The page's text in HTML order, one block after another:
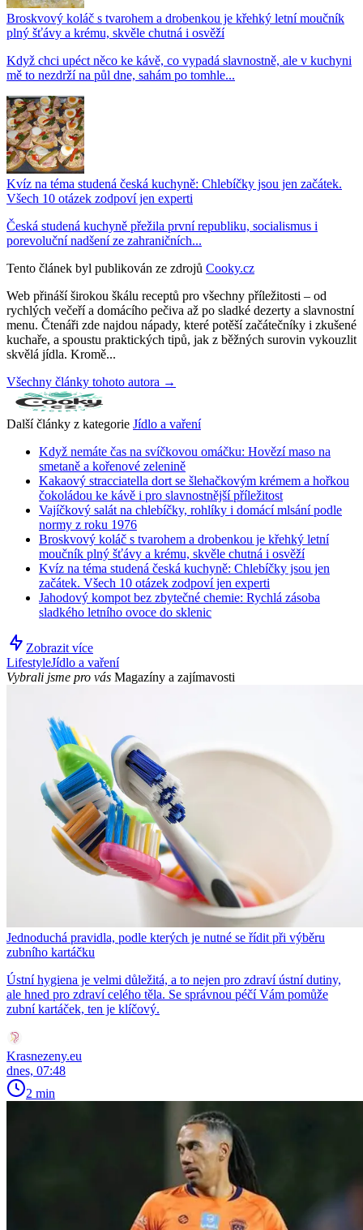
Broskvový koláč s tvarohem a drobenkou je křehký letní moučník
plný šťávy a krému, skvěle chutná i osvěží
Když chci upéct něco ke kávě, co vypadá slavnostně, ale v kuchyni
mě to nezdrží na půl dne, sahám po tomhle...
Kvíz na téma studená česká kuchyně: Chlebíčky jsou jen začátek.
Všech 10 otázek zodpoví jen experti
Česká studená kuchyně přežila první republiku, socialismus i
porevoluční nadšení ze zahraničních...
Tento článek byl publikován ze zdrojů Cooky.cz
Web přináší širokou škálu receptů pro všechny příležitosti – od
rychlých večeří a domácího pečiva až po sladké dezerty a slavnostní
menu. Čtenáři zde najdou nápady, které potěší začátečníky i zkušené
kuchaře, a spoustu praktických tipů, jak z běžných surovin vykouzlit
skvělá jídla. Kromě...
Všechny články tohoto autora →
Další články z kategorie Jídlo a vaření
Když nemáte čas na svíčkovou omáčku: Hovězí maso na
smetaně a kořenové zelenině
Kakaový stracciatella dort se šlehačkovým krémem a hořkou
čokoládou ke kávě i pro slavnostnější příležitost
Vajíčkový salát na chlebíčky, rohlíky i domácí mlsání podle
normy z roku 1976
Broskvový koláč s tvarohem a drobenkou je křehký letní
moučník plný šťávy a krému, skvěle chutná i osvěží
Kvíz na téma studená česká kuchyně: Chlebíčky jsou jen
začátek. Všech 10 otázek zodpoví jen experti
Jahodový kompot bez zbytečné chemie: Rychlá zásoba
sladkého letního ovoce do sklenic
Zobrazit více
LifestyleJídlo a vaření
Vybrali jsme pro vás Magazíny a zajímavosti
Jednoduchá pravidla, podle kterých je nutné se řídit při výběru
zubního kartáčku
Ústní hygiena je velmi důležitá, a to nejen pro zdraví ústní dutiny,
ale hned pro zdraví celého těla. Se správnou péčí Vám pomůže
zubní kartáček, ten je klíčový.
Krasnezeny.eu
dnes, 07:48
2 min